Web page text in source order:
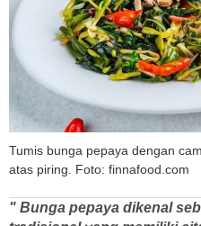
Tumis bunga pepaya dengan
atas piring. Foto: finnafood.com
" Bunga pepaya dikenal